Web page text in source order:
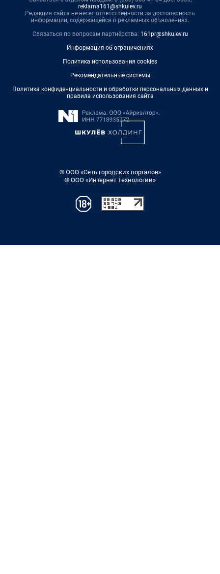
reklama161@shkulev.ru
Редакция сайта не несет ответственности за достоверность
информации, содержащейся в рекламных объявлениях.
Связаться по вопросам партнёрства: 161pr@shkulev.ru
Информация об ограничениях
Политика использования cookies
Рекомендательные системы
Политика конфиденциальности и обработки персональных данных и
правила использования сайта
© ООО «Сеть городских порталов»
© ООО «Интернет Технологии»